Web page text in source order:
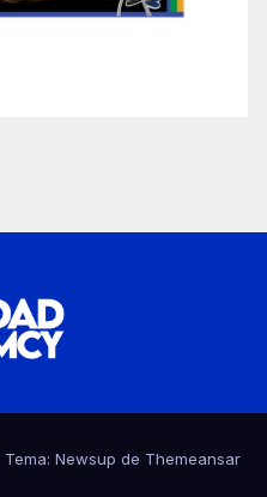
Tema: Newsup de Themeansar